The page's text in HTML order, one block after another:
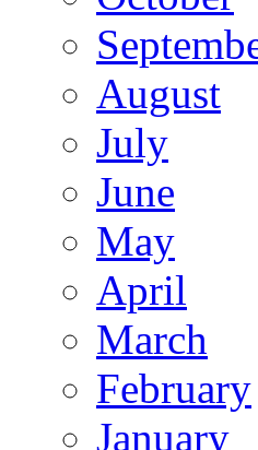
August
July
June
May
April
March
February
January